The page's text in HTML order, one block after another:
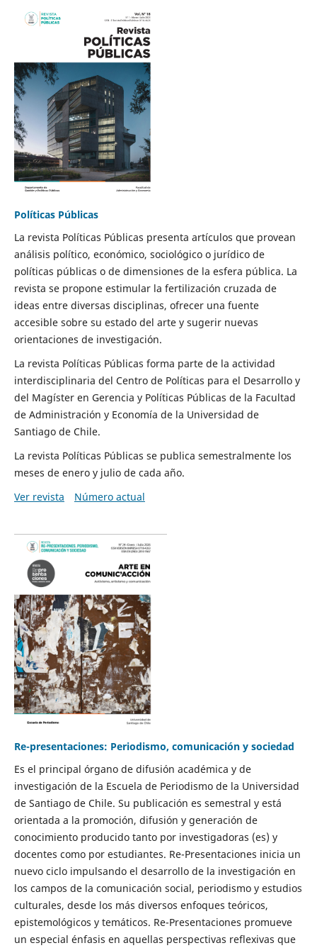
Políticas Públicas
La revista Políticas Públicas presenta artículos que provean
análisis político, económico, sociológico o jurídico de
políticas públicas o de dimensiones de la esfera pública. La
revista se propone estimular la fertilización cruzada de
ideas entre diversas disciplinas, ofrecer una fuente
accesible sobre su estado del arte y sugerir nuevas
orientaciones de investigación.
La revista Políticas Públicas forma parte de la actividad
interdisciplinaria del Centro de Políticas para el Desarrollo y
del Magíster en Gerencia y Políticas Públicas de la Facultad
de Administración y Economía de la Universidad de
Santiago de Chile.
La revista Políticas Públicas se publica semestralmente los
meses de enero y julio de cada año.
Ver revista
Número actual
Re-presentaciones: Periodismo, comunicación y sociedad
Es el principal órgano de difusión académica y de
investigación de la Escuela de Periodismo de la Universidad
de Santiago de Chile. Su publicación es semestral y está
orientada a la promoción, difusión y generación de
conocimiento producido tanto por investigadoras (es) y
docentes como por estudiantes. Re-Presentaciones inicia un
nuevo ciclo impulsando el desarrollo de la investigación en
los campos de la comunicación social, periodismo y estudios
culturales, desde los más diversos enfoques teóricos,
epistemológicos y temáticos. Re-Presentaciones promueve
un especial énfasis en aquellas perspectivas reflexivas que